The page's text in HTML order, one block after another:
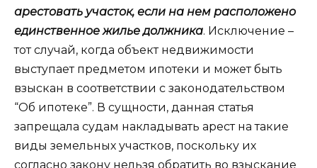
арестовать участок, если на нем расположено
единственное жилье должника. Исключение –
тот случай, когда объект недвижимости
выступает предметом ипотеки и может быть
взыскан в соответствии с законодательством
“Об ипотеке”. В сущности, данная статья
запрещала судам накладывать арест на такие
виды земельных участков, поскольку их
согласно закону нельзя обратить во взыскание